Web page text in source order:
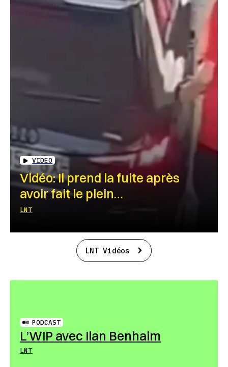
VIDEO
Vidéo: Il prend la fuite après
avoir fait le plein…
LNT
LNT Vidéos
PODCAST
L’WIP avec Ilan Benhaim
LNT